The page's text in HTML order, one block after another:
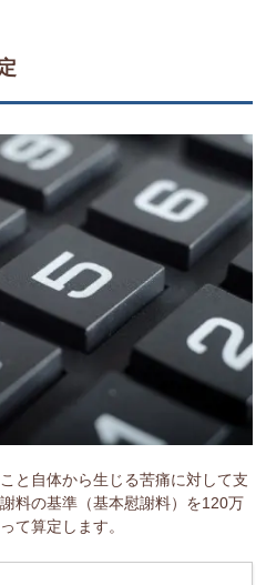
と自体から生じる苦痛に対して支
料の基準（基本慰謝料）を120万
て算定します。